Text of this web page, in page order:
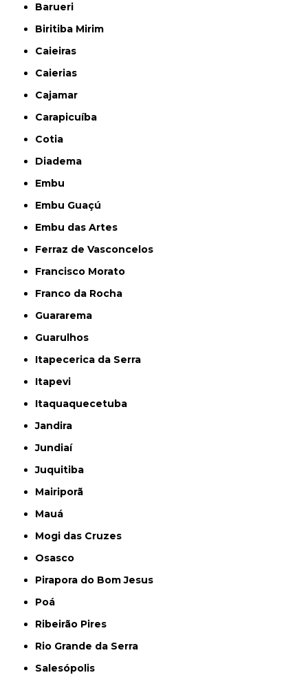
Barueri
Biritiba Mirim
Caieiras
Caierias
Cajamar
Carapicuíba
Cotia
Diadema
Embu
Embu Guaçú
Embu das Artes
Ferraz de Vasconcelos
Francisco Morato
Franco da Rocha
Guararema
Guarulhos
Itapecerica da Serra
Itapevi
Itaquaquecetuba
Jandira
Jundiaí
Juquitiba
Mairiporã
Mauá
Mogi das Cruzes
Osasco
Pirapora do Bom Jesus
Poá
Ribeirão Pires
Rio Grande da Serra
Salesópolis